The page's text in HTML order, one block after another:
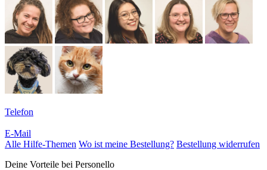
Telefon
E-Mail
Alle Hilfe-Themen Wo ist meine Bestellung? Bestellung widerrufen
Deine Vorteile bei Personello